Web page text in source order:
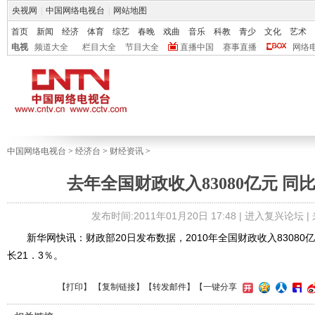
央视网 中国网络电视台 网站地图
首页 新闻 经济 体育 综艺 春晚 戏曲 音乐 科教 青少 文化
艺术
电视
频道大全 栏目大全 节目大全 直播中国 赛事直播 网络
中国网络电视台 > 经济台 > 财经资讯 >
去年全国财政收入83080亿元 同
发布时间:2011年01月20日 17:48 | 进入复兴论坛|
新华网快讯：财政部20日发布数据，2010年全国财政收入83080
长21．3％。
【打印 】 【复制链接】【转发邮件】 【一键分享